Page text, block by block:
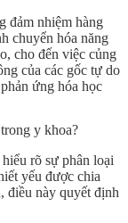
đảm nhiệm hàng
chuyển hóa năng
cho đến việc củng
của các gốc tự do
ứng hóa học
y khoa?
rõ sự phân loại
yếu được chia
điều này quyết định